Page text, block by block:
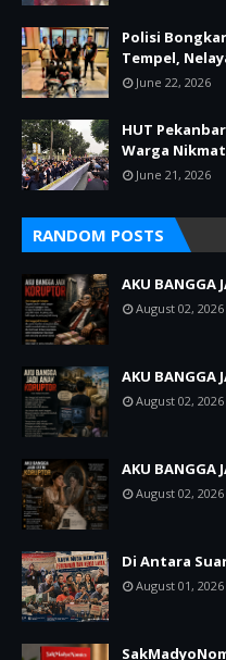
Polisi
Tempel,
June 22, 2026
HUT
Warga
June 21, 2026
RANDOM POSTS
AKU BANGGA
August 02, 2026
AKU BANGGA
August 02, 2026
AKU BANGGA
August 02, 2026
Di Antara
August 01, 2026